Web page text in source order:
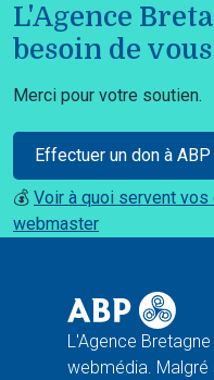
L'Agence
besoin de vous
Merci pour votre soutien.
Effectuer un don à ABP
💰 Voir à quoi servent vos
webmaster
L'Agence
webmédia. Malgré